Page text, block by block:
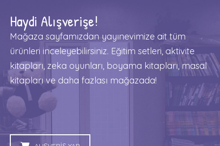
Haydi Alışverişe!
Mağaza sayfamızdan yayınevimize ait tüm
ürünleri inceleyebilirsiniz. Eğitim setleri, aktivite
kitapları, zeka oyunları, boyama kitapları, masal
kitapları ve daha fazlası mağazada!